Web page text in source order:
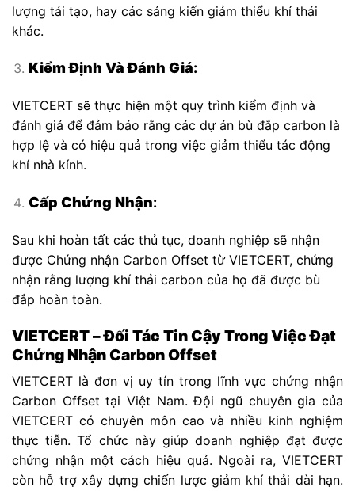
lượng tái tạo, hay các sáng kiến giảm thiểu khí thải
khác.
Kiểm Định Và Đánh Giá:
VIETCERT sẽ thực hiện một quy trình kiểm định và
đánh giá để đảm bảo rằng các dự án bù đắp carbon là
hợp lệ và có hiệu quả trong việc giảm thiểu tác động
khí nhà kính.
Cấp Chứng Nhận:
Sau khi hoàn tất các thủ tục, doanh nghiệp sẽ nhận
được Chứng nhận Carbon Offset từ VIETCERT, chứng
nhận rằng lượng khí thải carbon của họ đã được bù
đắp hoàn toàn.
VIETCERT – Đối Tác Tin Cậy Trong Việc Đạt
Chứng Nhận Carbon Offset
VIETCERT là đơn vị uy tín trong lĩnh vực chứng nhận
Carbon Offset tại Việt Nam. Đội ngũ chuyên gia của
VIETCERT có chuyên môn cao và nhiều kinh nghiệm
thực tiễn. Tổ chức này giúp doanh nghiệp đạt được
chứng nhận một cách hiệu quả. Ngoài ra, VIETCERT
còn hỗ trợ xây dựng chiến lược giảm khí thải dài hạn.